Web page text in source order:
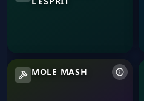
MOLE MASH
Mole Mash